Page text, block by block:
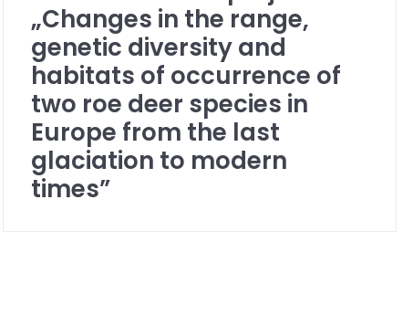
„Changes in the range,
genetic diversity and
habitats of occurrence of
two roe deer species in
Europe from the last
glaciation to modern
times”